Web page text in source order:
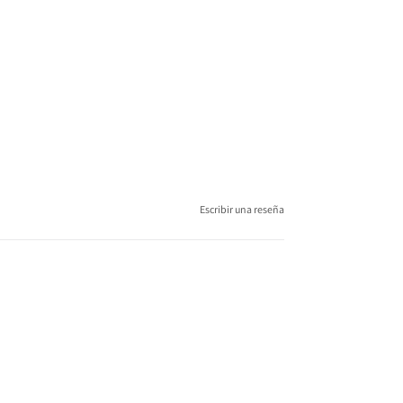
Escribir una reseña